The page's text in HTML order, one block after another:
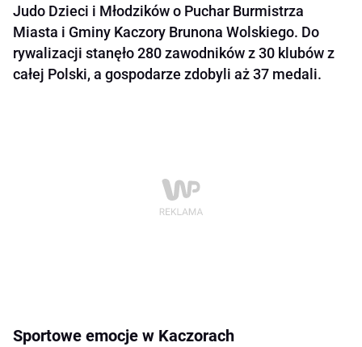
Judo Dzieci i Młodzików o Puchar Burmistrza
Miasta i Gminy Kaczory Brunona Wolskiego. Do
rywalizacji stanęło 280 zawodników z 30 klubów z
całej Polski, a gospodarze zdobyli aż 37 medali.
Sportowe emocje w Kaczorach